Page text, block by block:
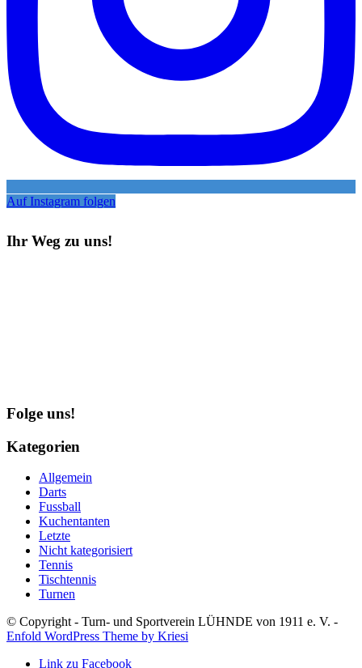
Auf Instagram folgen
Ihr Weg zu uns!
Folge uns!
Kategorien
Allgemein
Darts
Fussball
Kuchentanten
Letzte
Nicht kategorisiert
Tennis
Tischtennis
Turnen
© Copyright - Turn- und Sportverein LÜHNDE von 1911 e. V. -
Enfold WordPress Theme by Kriesi
Link zu Facebook